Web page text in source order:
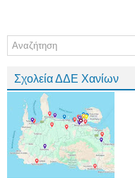
Σχολεία ΔΔΕ Χανίων